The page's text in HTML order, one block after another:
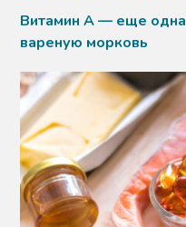
Витамин А — еще одна
вареную морковь